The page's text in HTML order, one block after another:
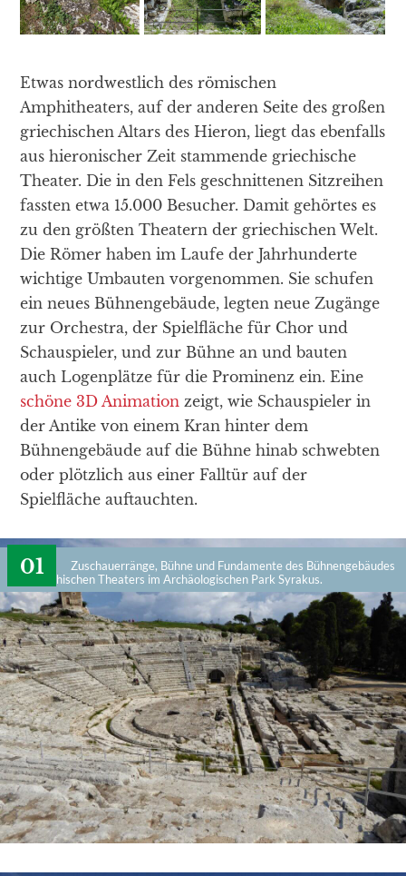
Etwas nordwestlich des römischen
Amphitheaters, auf der anderen Seite des großen
griechischen Altars des Hieron, liegt das ebenfalls
aus hieronischer Zeit stammende griechische
Theater. Die in den Fels geschnittenen Sitzreihen
fassten etwa 15.000 Besucher. Damit gehörtes es
zu den größten Theatern der griechischen Welt.
Die Römer haben im Laufe der Jahrhunderte
wichtige Umbauten vorgenommen. Sie schufen
ein neues Bühnengebäude, legten neue Zugänge
zur Orchestra, der Spielfläche für Chor und
Schauspieler, und zur Bühne an und bauten
auch Logenplätze für die Prominenz ein. Eine
schöne 3D Animation zeigt, wie Schauspieler in
der Antike von einem Kran hinter dem
Bühnengebäude auf die Bühne hinab schwebten
oder plötzlich aus einer Falltür auf der
Spielfläche auftauchten.
Zuschauerränge, Bühne und Fundamente des Bühnengebäudes
des Griechischen Theaters im Archäologischen Park Syrakus.